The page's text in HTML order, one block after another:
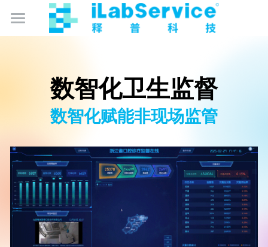
数智化实验室管理
产品中心
监控保
仪器保
库存保
智能硬件产品
成为合作伙伴
免费试用
关于我们
简体中文
简体中文
数智化卫生监督
数智化赋能非现场监管
博客分类
数智化实验室运营管理
数智化卫生监督
监控保
仪器保
库存保